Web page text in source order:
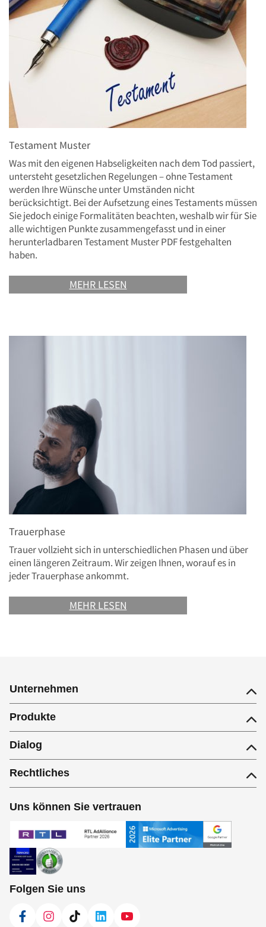
Testament Muster
Was mit den eigenen Habseligkeiten nach dem Tod passiert,
untersteht gesetzlichen Regelungen – ohne Testament
werden Ihre Wünsche unter Umständen nicht
berücksichtigt. Bei der Aufsetzung eines Testaments müssen
Sie jedoch einige Formalitäten beachten, weshalb wir für Sie
alle wichtigen Punkte zusammengefasst und in einer
herunterladbaren Testament Muster PDF festgehalten
haben.
MEHR LESEN
Trauerphase
Trauer vollzieht sich in unterschiedlichen Phasen und über
einen längeren Zeitraum. Wir zeigen Ihnen, worauf es in
jeder Trauerphase ankommt.
MEHR LESEN
Unternehmen
Produkte
Dialog
Rechtliches
Uns können Sie vertrauen
Folgen Sie uns